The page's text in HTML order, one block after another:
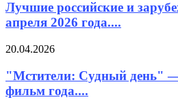
Лучшие российские и
апреля 2026 года....
20.04.2026
"Мстители: Судный день"
фильм года....